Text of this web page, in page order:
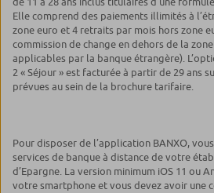
Elle comprend des paiements illimités à
zone euro et 4 retraits par mois hors zone
commission de change en dehors de la
applicables par la banque étrangère).
2 « Séjour » est facturée à partir de 29 ans
prévues au sein de la brochure tarifaire.
Pour disposer de l’application BANXO,
services de banque à distance de votre
d’Epargne. La version minimum iOS 11 ou
votre smartphone et vous devez avoir une